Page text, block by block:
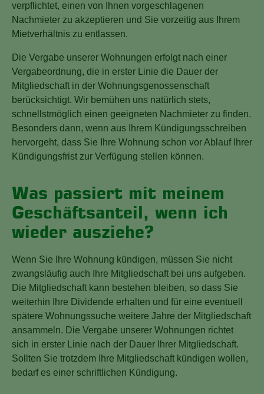
verpflichtet, einen von Ihnen vorgeschlagenen
Nachmieter zu akzeptieren und Sie vorzeitig aus Ihrem
Mietverhältnis zu entlassen.
Die Vergabe unserer Wohnungen erfolgt nach einer
Vergabeordnung, die in erster Linie die Dauer der
Mitgliedschaft in der Wohnungsgenossenschaft
berücksichtigt. Wir bemühen uns natürlich stets,
schnellstmöglich einen geeigneten Nachmieter zu finden.
Besonders dann, wenn aus Ihrem Kündigungsschreiben
hervorgeht, dass Sie Ihre Wohnung schon vor Ablauf Ihrer
Kündigungsfrist zur Verfügung stellen können.
Was passiert mit meinem
Geschäftsanteil, wenn ich
wieder ausziehe?
Wenn Sie Ihre Wohnung kündigen, müssen Sie nicht
zwangsläufig auch Ihre Mitgliedschaft bei uns aufgeben.
Die Mitgliedschaft kann bestehen bleiben, so dass Sie
weiterhin Ihre Dividende erhalten und für eine eventuell
spätere Wohnungssuche weitere Jahre der Mitgliedschaft
ansammeln. Die Vergabe unserer Wohnungen richtet
sich in erster Linie nach der Dauer Ihrer Mitgliedschaft.
Sollten Sie trotzdem Ihre Mitgliedschaft kündigen wollen,
bedarf es einer schriftlichen Kündigung.